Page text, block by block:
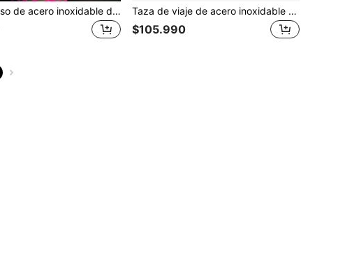
1 pieza Vaso de acero inoxidable de 40 onzas, vaso para viaje aislado con patrón moderno de leopardo para la vida diaria y vuelta al colegio Taza de viaje de acero inoxidable con doble pared aislada, de 40 Oz, con asa, tapa y pajita, con rosas rojas, para mujeres de regreso a la escuela
$105.990